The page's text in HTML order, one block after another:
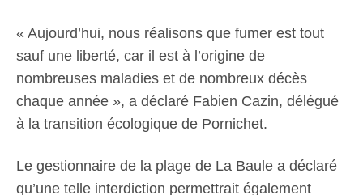
« Aujourd’hui, nous réalisons que fumer est tout
sauf une liberté, car il est à l’origine de
nombreuses maladies et de nombreux décès
chaque année », a déclaré Fabien Cazin, délégué
à la transition écologique de Pornichet.
Le gestionnaire de la plage de La Baule a déclaré
qu’une telle interdiction permettrait également